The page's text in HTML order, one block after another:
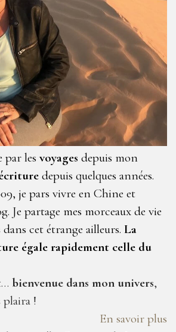
par les voyages depuis mon
depuis quelques années.
je pars vivre en Chine et
Je partage mes morceaux de vie
cet étrange ailleurs. La
égale rapidement celle du
bienvenue dans mon univers,
plaira !
En savoir plus